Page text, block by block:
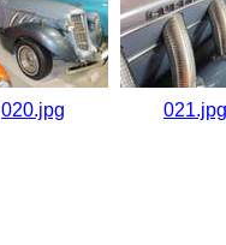
020.jpg 021.jpg